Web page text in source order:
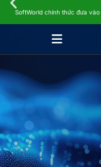
SoftWorld chính thức đưa
TIN TỨC